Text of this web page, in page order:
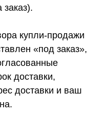
купли-продажи
«под заказ»,
доставки,
доставки и ваш